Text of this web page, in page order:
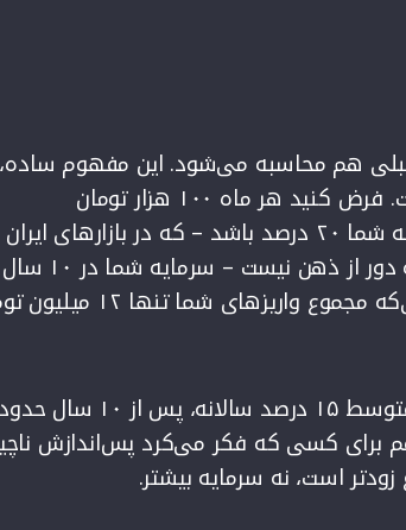
هم محاسبه می‌شود. این مفهوم ساده،
معجزه واقعی زمان در مالی شخصی است. فرض کنید هر ماه ۱۰۰ هزار تومان
سرمایه‌گذاری می‌کنید. اگر بازدهی سالانه شما ۲۰ درصد باشد – که در بازارهای
ترکیب صندوق‌های سرمایه‌گذاری و سکه دور
بیش از ۲۳ میلیون تومان می‌رسد. درحالی‌که مجموع واریزهای
برای کسی که فکر می‌کرد پس‌اندازش
است، نه سرمایه بیشتر.